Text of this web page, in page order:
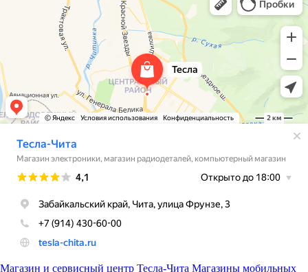
Магазин и сервисный центр Тесла-Чита Магазины мобильных